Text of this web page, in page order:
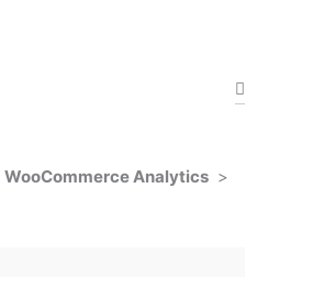
WooCommerce Analytics >